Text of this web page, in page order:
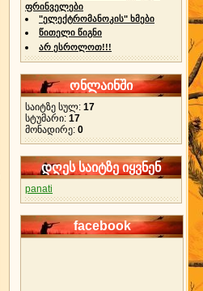
ფრინველები
"ელექტრომანოკის" ხმები
წითელი წიგნი
არ ესროლოთ!!!
ონლაინში
საიტზე სულ: 17
სტუმარი: 17
მონადირე: 0
დღეს საიტზე იყვნენ
panati
facebook